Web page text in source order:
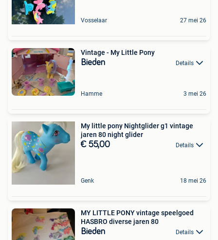
Vosselaar 27 mei 26
Vintage - My Little Pony
Bieden Details
Hamme 3 mei 26
My little pony Nightglider g1 vintage
jaren 80 night glider
€ 55,00 Details
Genk 18 mei 26
MY LITTLE PONY vintage speelgoed
HASBRO diverse jaren 80
Bieden Details